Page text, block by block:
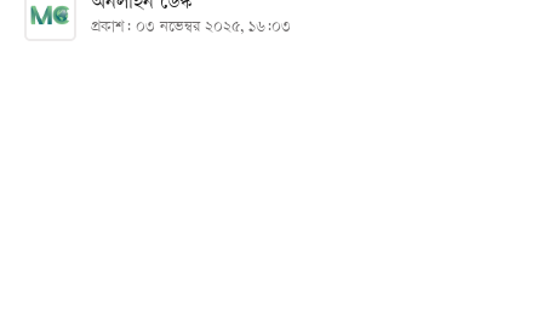
বিভাগ
প্রকাশ: ০৩ নভেম্বর ২০২৫, ১৬:০৩